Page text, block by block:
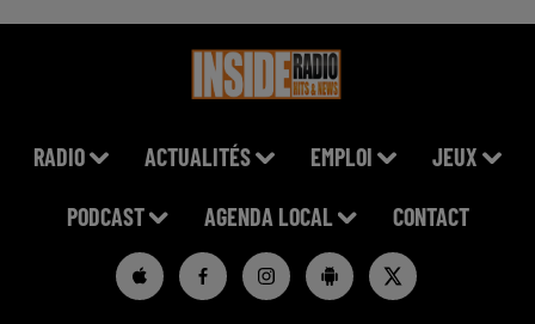
RADIO ACTUALITÉS EMPLOI JEUX
PODCAST AGENDA LOCAL CONTACT